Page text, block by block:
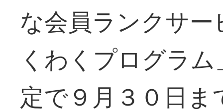
な会員ランクサ
くわくプログラ
定で９月３０日